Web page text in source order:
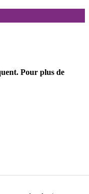
Pour plus de